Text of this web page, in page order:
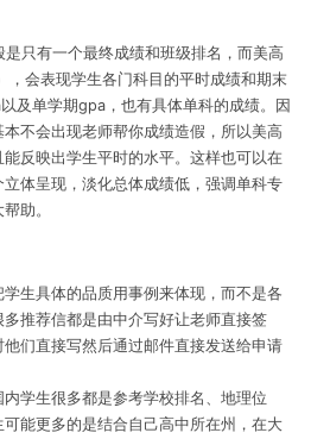
是只有一个最终成绩和班级排名，而美高
会表现学生各门科目的平时成绩和期末
及单学期gpa，也有具体单科的成绩。因
不会出现老师帮你成绩造假，所以美高
反映出学生平时的水平。这样也可以在
体呈现，淡化总体成绩低，强调单科专
助。
生具体的品质用事例来体现，而不是各
推荐信都是由中介写好让老师直接签
他们直接写然后通过邮件直接发送给申请
学生很多都是参考学校排名、地理位
能更多的是结合自己高中所在州，在大